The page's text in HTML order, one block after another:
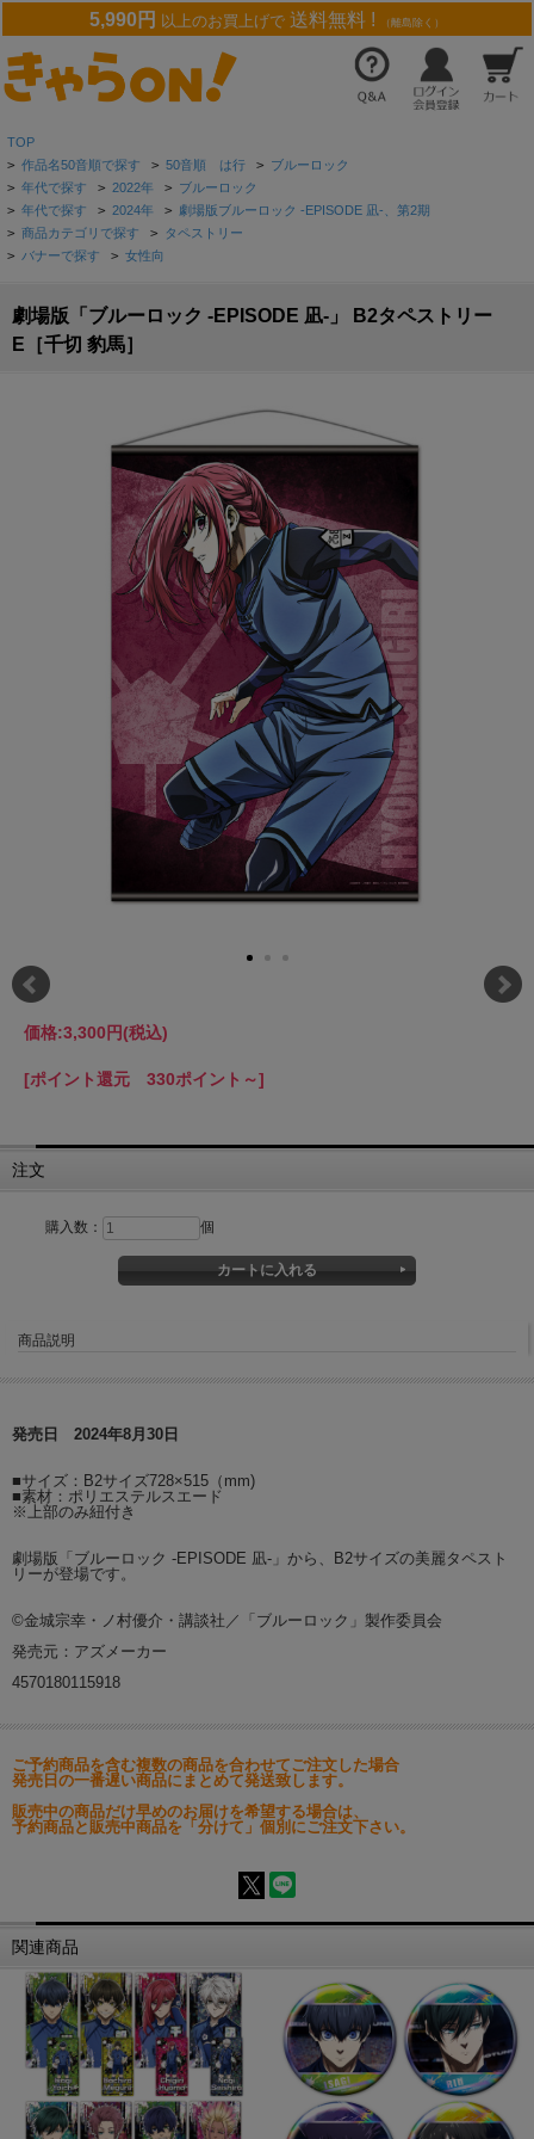
5,990円 以上のお買上げで 送料無料 ! （離島除く）
TOP
> 作品名50音順で探す > 50音順 は行 > ブルーロック
> 年代で探す > 2022年 > ブルーロック
> 年代で探す > 2024年 > 劇場版ブルーロック -EPISODE 凪-、第2期
> 商品カテゴリで探す > タペストリー
> バナーで探す > 女性向
劇場版「ブルーロック -EPISODE 凪-」 B2タペストリー
E［千切 豹馬］
価格:3,300円(税込)
[ポイント還元 330ポイント～]
注文
購入数： 個
商品説明
発売日 2024年8月30日
■サイズ：B2サイズ728×515（mm)
■素材：ポリエステルスエード
※上部のみ紐付き
劇場版「ブルーロック -EPISODE 凪-」から、B2サイズの美麗タペスト
リーが登場です。
©金城宗幸・ノ村優介・講談社／「ブルーロック」製作委員会
発売元：アズメーカー
4570180115918
ご予約商品を含む複数の商品を合わせてご注文した場合
発売日の一番遅い商品にまとめて発送致します。
販売中の商品だけ早めのお届けを希望する場合は、
予約商品と販売中商品を「分けて」個別にご注文下さい。
関連商品